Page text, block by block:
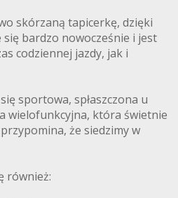
skórzaną tapicerkę, dzięki
bardzo nowocześnie i jest
codziennej jazdy, jak i
sportowa, spłaszczona u
wielofunkcyjna, która świetnie
że siedzimy w
również: